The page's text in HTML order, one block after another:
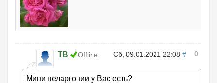
ТВ Offline Сб, 09.01.2021 22:08 # 0
Мини пеларгонии у Вас есть?